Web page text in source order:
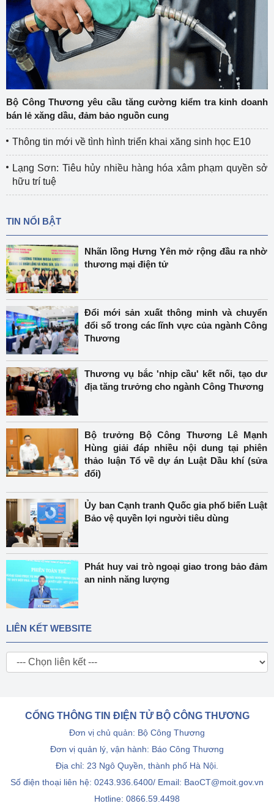
Bộ Công Thương yêu cầu tăng cường kiểm tra kinh doanh
bán lẻ xăng dầu, đảm bảo nguồn cung
Thông tin mới về tình hình triển khai xăng sinh học E10
Lạng Sơn: Tiêu hủy nhiều hàng hóa xâm phạm quyền sở
hữu trí tuệ
TIN NỔI BẬT
Nhãn lồng Hưng Yên mở rộng đầu ra nhờ
thương mại điện tử
Đổi mới sản xuất thông minh và chuyển
đổi số trong các lĩnh vực của ngành Công
Thương
Thương vụ bắc 'nhịp cầu' kết nối, tạo dư
địa tăng trưởng cho ngành Công Thương
Bộ trưởng Bộ Công Thương Lê Mạnh
Hùng giải đáp nhiều nội dung tại phiên
thảo luận Tổ về dự án Luật Dầu khí (sửa
đổi)
Ủy ban Cạnh tranh Quốc gia phổ biến Luật
Bảo vệ quyền lợi người tiêu dùng
Phát huy vai trò ngoại giao trong bảo đảm
an ninh năng lượng
LIÊN KẾT WEBSITE
CỔNG THÔNG TIN ĐIỆN TỬ BỘ CÔNG THƯƠNG
Đơn vị chủ quản: Bộ Công Thương
Đơn vị quản lý, vận hành: Báo Công Thương
Địa chỉ: 23 Ngô Quyền, thành phố Hà Nội.
Số điện thoại liên hệ: 0243.936.6400/ Email: BaoCT@moit.gov.vn
Hotline: 0866.59.4498